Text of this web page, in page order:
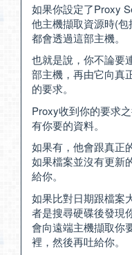
如果你設定了Proxy
他主機擷取資源時(包
都會透過這部主機。
也就是說，你不論要
部主機，再由它向真
的要求。
Proxy收到你的要求
有你要的資料。
如果有，他會跟真正
如果檔案並沒有更新
給你。
如果比對日期跟檔案
者是搜尋硬碟後發現
會向遠端主機擷取你
裡，然後再吐給你。